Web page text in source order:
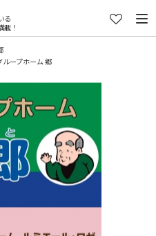
る
載！
ループホーム 郷